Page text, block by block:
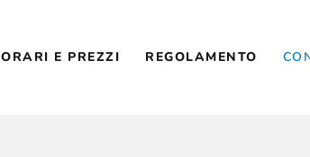
ORARI E PREZZI REGOLAMENTO